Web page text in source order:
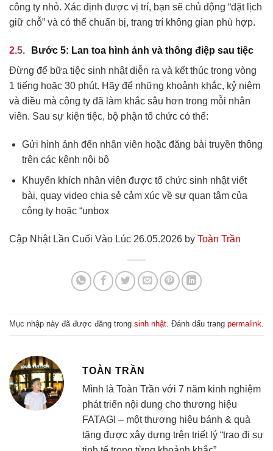
công ty nhỏ. Xác định được vị trí, bạn sẽ chủ động “đặt lịch
giữ chỗ” và có thể chuẩn bị, trang trí không gian phù hợp.
Bước 5: Lan toa hình ảnh và thông điệp sau tiệc
Đừng để bữa tiệc sinh nhật diễn ra và kết thúc trong vòng
1 tiếng hoặc 30 phút. Hãy để những khoảnh khắc, kỷ niệm
và điều mà công ty đã làm khắc sâu hơn trong mỗi nhân
viên. Sau sự kiện tiệc, bộ phận tổ chức có thể:
Gửi hình ảnh đến nhân viên hoặc đăng bài truyền thông
trên các kênh nội bộ
Khuyến khích nhân viên được tổ chức sinh nhật viết
bài, quay video chia sẻ cảm xúc về sự quan tâm của
công ty hoặc “unbox
Cập Nhật Lần Cuối Vào Lúc 26.05.2026 by Toàn Trần
Mục nhập này đã được đăng trong sinh nhật. Đánh dấu trang permalink.
TOÀN TRẦN
Mình là Toàn Trần với 7 năm kinh nghiệm
phát triển nội dung cho thương hiệu
FATAGI – một thương hiệu bánh & quà
tặng được xây dựng trên triết lý “trao đi sự